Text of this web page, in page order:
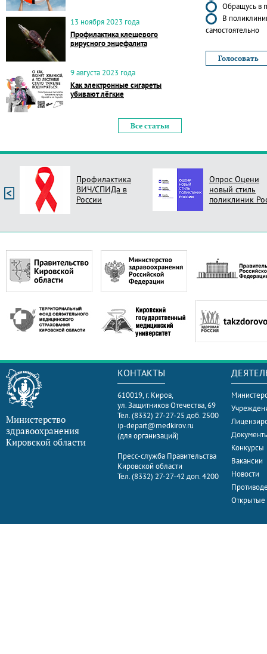
13 ноября 2023 года
Профилактика клещевого
вирусного энцефалита
9 августа 2023 года
Как электронные сигареты
убивают лёгкие
Все статьи
Обращусь в
В
самостоятельно
Профилактика
ВИЧ/СПИДа в
России
Опрос Оцени
новый стиль
поликлиник
Министерство
здравоохранения
Кировской области
КОНТАКТЫ
610019, г. Киров,
ул. Защитников Отечества, 69
Тел. (8332) 27-27-25 доб. 2500
ip-depart@medkirov.ru
(для организаций)
Пресс-служба Правительства
Кировской области
Тел. (8332) 27-27-42 доп. 4200
Конкурсы
Вакансии
Новости